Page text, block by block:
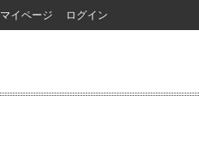
マイページ ログイン